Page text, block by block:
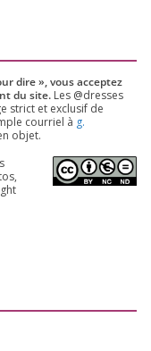
dire », vous accep­tez
du site. Les @dresses
strict et exclu­sif de
cour­riel à g.​
objet.